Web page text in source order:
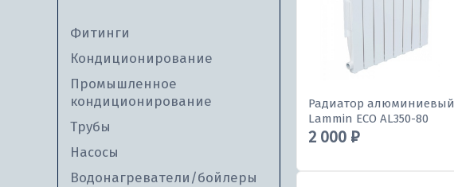
Фитинги
Кондиционирование
Промышленное
кондиционирование
Трубы
Насосы
Водонагреватели/бойлеры
Радиатор алюминиевый
Lammin ECO AL350-80
2 000 ₽